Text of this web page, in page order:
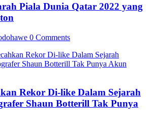
Piala Dunia Qatar 2022 yang
0 Comments
Rekor Di-like Dalam Sejarah
Shaun Botterill Tak Punya